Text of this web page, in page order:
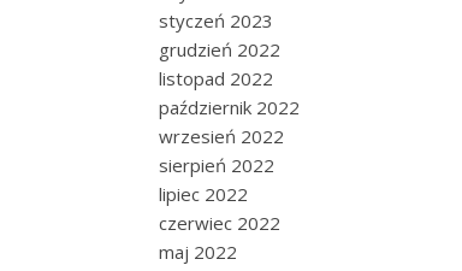
styczeń 2023
grudzień 2022
listopad 2022
październik 2022
wrzesień 2022
sierpień 2022
lipiec 2022
czerwiec 2022
maj 2022